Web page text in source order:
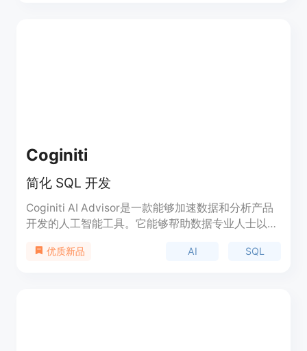
Coginiti
简化 SQL 开发
Coginiti AI Advisor是一款能够加速数据和分析产品
开发的人工智能工具。它能够帮助数据专业人士以各
交互，您可以获得即时的查询辅助、学习资源、性能
优质新品 AI SQL